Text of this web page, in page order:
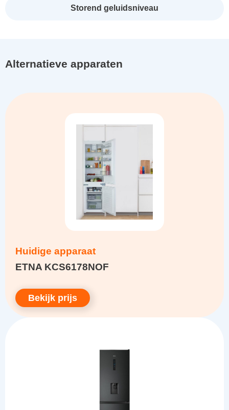
Storend geluidsniveau
Alternatieve apparaten
Huidige apparaat
ETNA KCS6178NOF
Bekijk prijs